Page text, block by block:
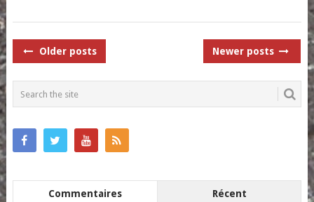
POSTS
Older posts Newer posts
Commentaires Récent